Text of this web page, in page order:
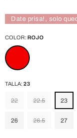
Date prisa!, solo
COLOR:ROJO
TALLA:23
22 22.5 23
26 26.5 27